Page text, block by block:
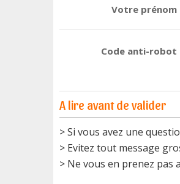
Votre prénom
Code anti-robot
A lire avant de valider
> Si vous avez une
> Evitez tout message
> Ne vous en prenez pas